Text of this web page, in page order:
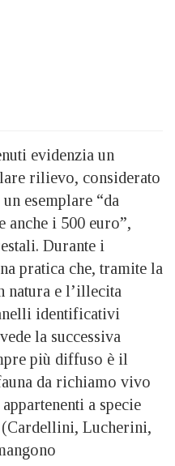
evidenzia un
rilievo, considerato
esemplare “da
anche i 500 euro”,
Durante i
pratica che, tramite la
natura e l’illecita
identificativi
la successiva
più diffuso è il
da richiamo vivo
a specie
Lucherini,